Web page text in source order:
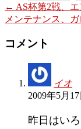
← AS杯第2戦、
メンテナンス、
コメント
イオ
2009年5月
昨日はい